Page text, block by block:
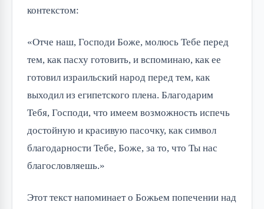
контекстом:
«Отче наш, Господи Боже, молюсь Тебе перед
тем, как пасху готовить, и вспоминаю, как ее
готовил израильский народ перед тем, как
выходил из египетского плена. Благодарим
Тебя, Господи, что имеем возможность испечь
достойную и красивую пасочку, как символ
благодарности Тебе, Боже, за то, что Ты нас
благословляешь.»
Этот текст напоминает о Божьем попечении над